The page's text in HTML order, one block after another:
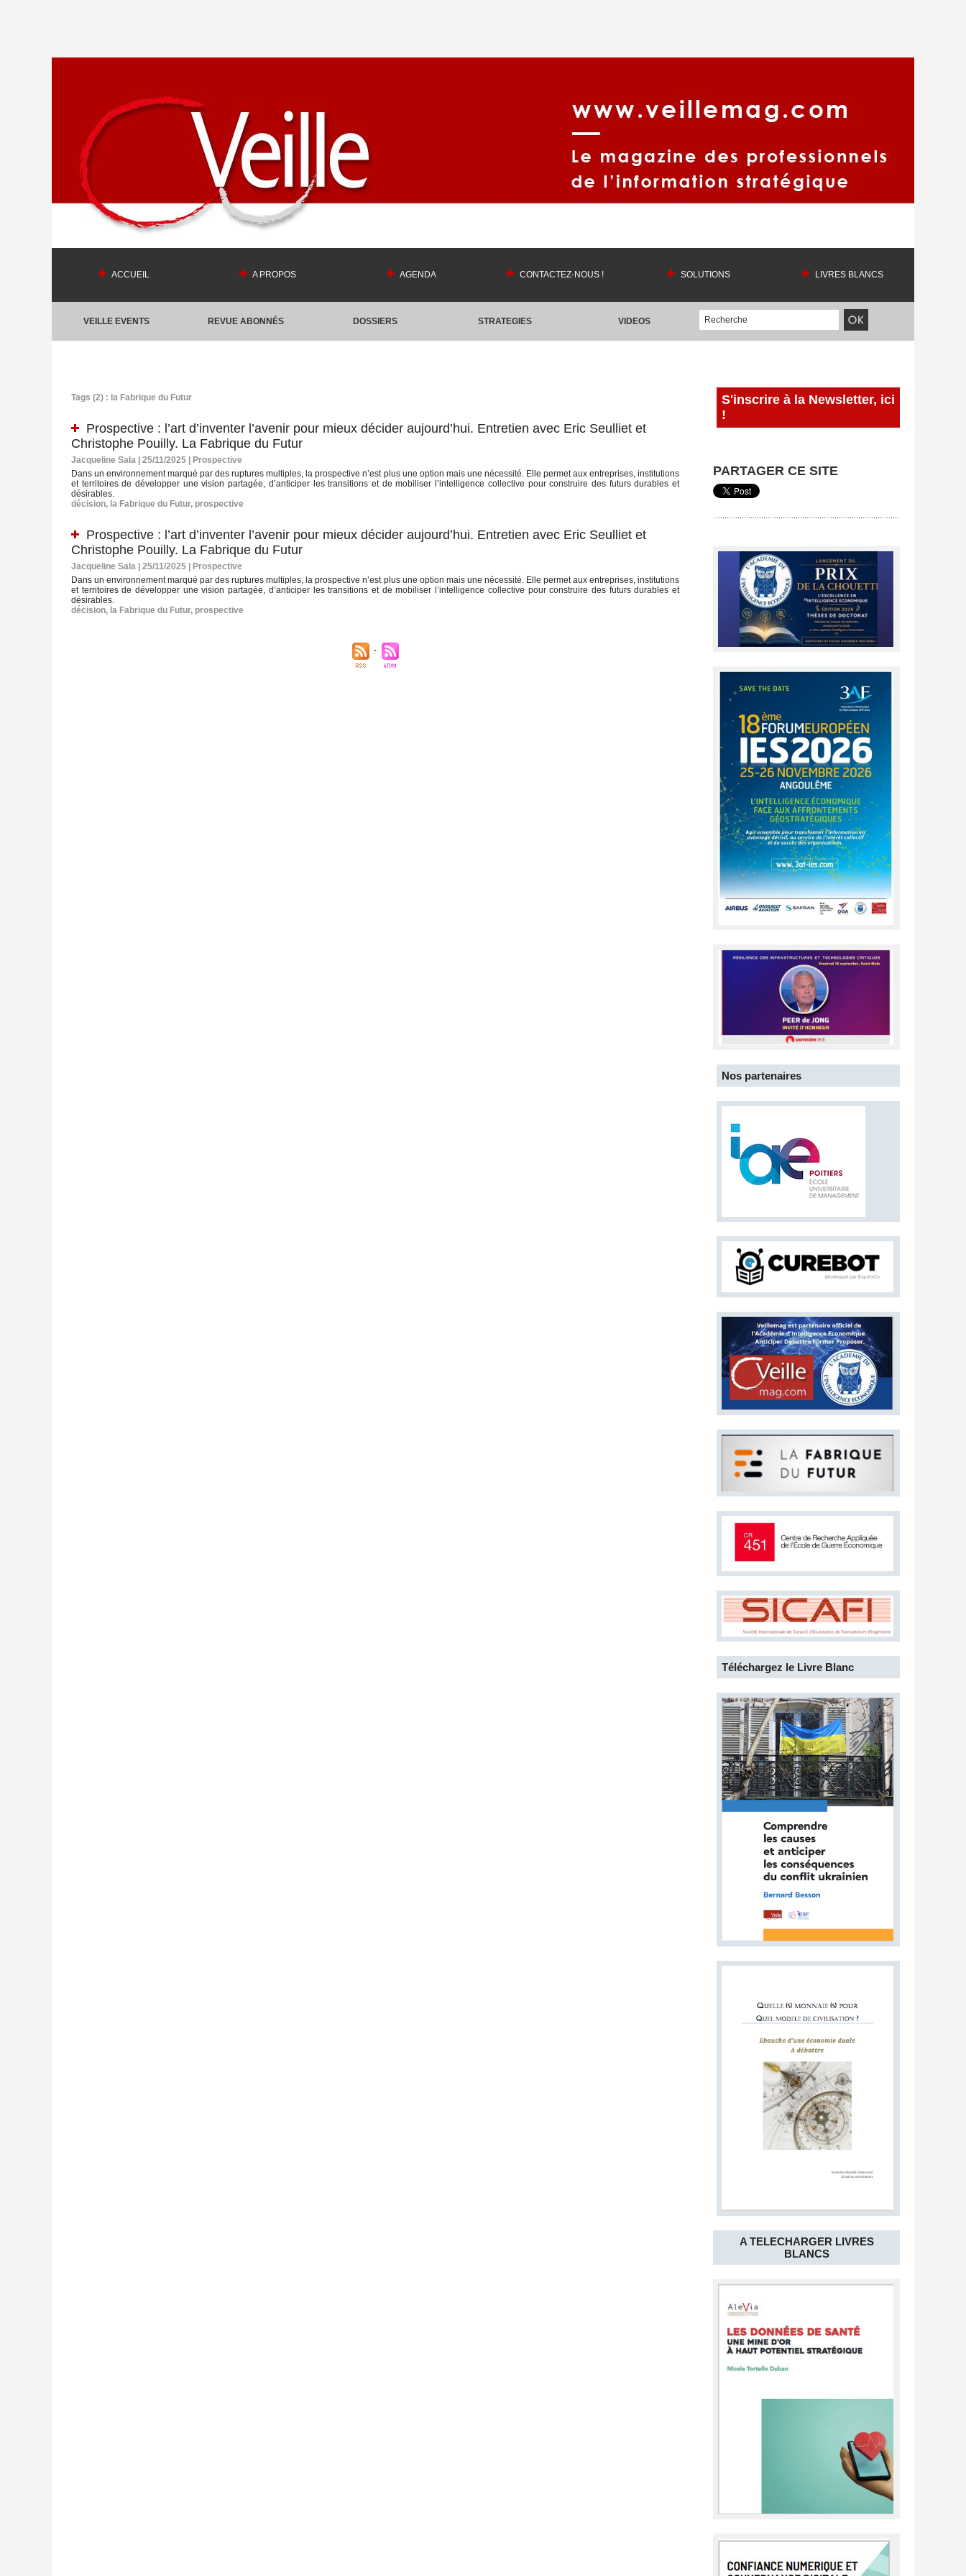
ACCUEIL A PROPOS AGENDA CONTACTEZ-NOUS ! SOLUTIONS LIVRES BLANCS
VEILLE EVENTS REVUE ABONNÉS DOSSIERS STRATEGIES VIDEOS
Tags (2) : la Fabrique du Futur
Prospective : l’art d’inventer l’avenir pour mieux décider aujourd’hui. Entretien avec Eric Seulliet et
Christophe Pouilly. La Fabrique du Futur
Jacqueline Sala | 25/11/2025
Prospective
Dans un environnement marqué par des ruptures multiples, la prospective n’est plus une option mais une nécessité. Elle permet aux entreprises, institutions
et territoires de développer une vision partagée, d’anticiper les transitions et de mobiliser l’intelligence collective pour construire des futurs durables et
désirables.
décision, la Fabrique du Futur, prospective
Prospective : l’art d’inventer l’avenir pour mieux décider aujourd’hui. Entretien avec Eric Seulliet et
Christophe Pouilly. La Fabrique du Futur
Jacqueline Sala | 25/11/2025
Prospective
Dans un environnement marqué par des ruptures multiples, la prospective n’est plus une option mais une nécessité. Elle permet aux entreprises, institutions
et territoires de développer une vision partagée, d’anticiper les transitions et de mobiliser l’intelligence collective pour construire des futurs durables et
désirables.
décision, la Fabrique du Futur, prospective
S'inscrire à la Newsletter, ici
!
PARTAGER CE SITE
Nos partenaires
Téléchargez le Livre Blanc
A TELECHARGER LIVRES
BLANCS